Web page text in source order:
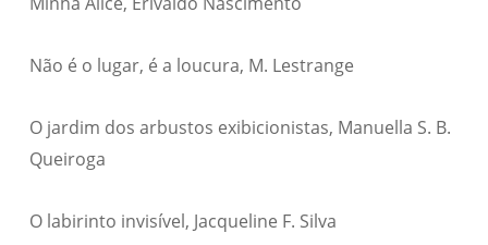
Não é o lugar, é a loucura, M. Lestrange
O jardim dos arbustos exibicionistas, Manuella S. B.
Queiroga
O labirinto invisível, Jacqueline F. Silva